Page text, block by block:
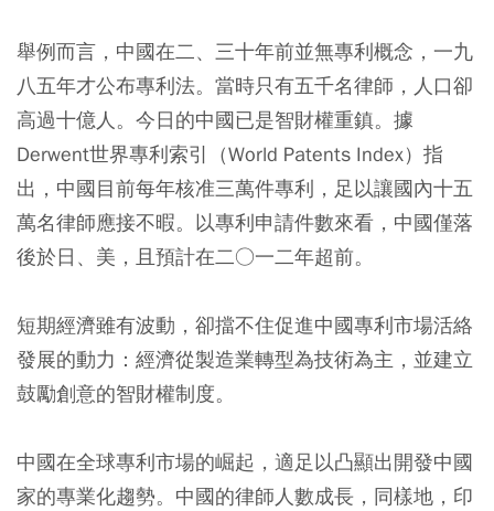
舉例而言，中國在二、三十年前並無專利概念，一九
八五年才公布專利法。當時只有五千名律師，人口卻
高過十億人。今日的中國已是智財權重鎮。據
Derwent世界專利索引（World Patents Index）指
出，中國目前每年核准三萬件專利，足以讓國內十五
萬名律師應接不暇。以專利申請件數來看，中國僅落
後於日、美，且預計在二○一二年超前。
短期經濟雖有波動，卻擋不住促進中國專利市場活絡
發展的動力：經濟從製造業轉型為技術為主，並建立
鼓勵創意的智財權制度。
中國在全球專利市場的崛起，適足以凸顯出開發中國
家的專業化趨勢。中國的律師人數成長，同樣地，印